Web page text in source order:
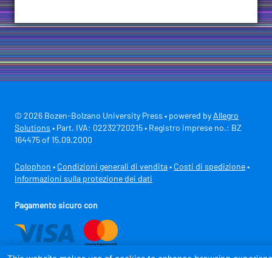
© 2026 Bozen-Bolzano University Press • powered by Allegro
Solutions • Part. IVA: 02232720215 • Registro imprese no.: BZ
164475 of 15.09.2000
Colophon • Condizioni generali di vendita • Costi di spedizione •
Informazioni sulla protezione dei dati
Pagamento sicuro con